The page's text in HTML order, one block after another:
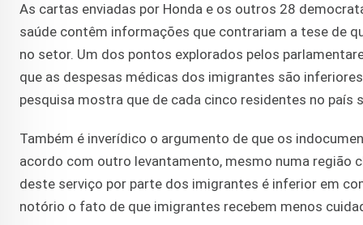
As cartas enviadas por Honda e os outros 28
saúde contêm informações que contrariam a tese de
no setor. Um dos pontos explorados pelos
que as despesas médicas dos imigrantes são
pesquisa mostra que de cada cinco residentes no país
Também é inverídico o argumento de que os
acordo com outro levantamento, mesmo numa região
deste serviço por parte dos imigrantes é inferior em
notório o fato de que imigrantes recebem menos